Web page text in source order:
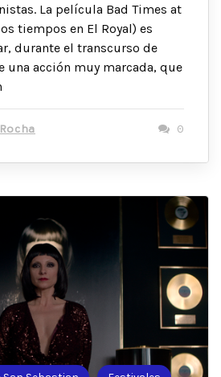
La película Bad Times at
tiempos en El Royal) es
durante el transcurso de
una acción muy marcada, que
0